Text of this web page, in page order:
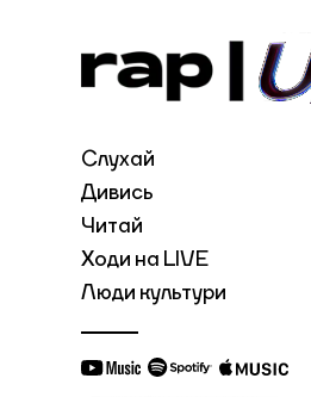
Слухай
Дивись
Читай
Ходи на LIVE
Люди культури